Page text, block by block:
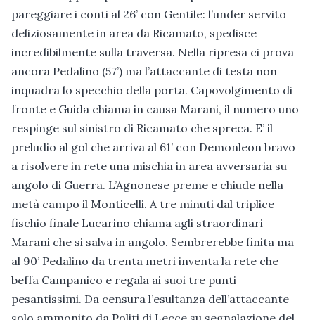
pareggiare i conti al 26’ con Gentile: l’under servito
deliziosamente in area da Ricamato, spedisce
incredibilmente sulla traversa. Nella ripresa ci prova
ancora Pedalino (57’) ma l’attaccante di testa non
inquadra lo specchio della porta. Capovolgimento di
fronte e Guida chiama in causa Marani, il numero uno
respinge sul sinistro di Ricamato che spreca. E’ il
preludio al gol che arriva al 61’ con Demonleon bravo
a risolvere in rete una mischia in area avversaria su
angolo di Guerra. L’Agnonese preme e chiude nella
metà campo il Monticelli. A tre minuti dal triplice
fischio finale Lucarino chiama agli straordinari
Marani che si salva in angolo. Sembrerebbe finita ma
al 90’ Pedalino da trenta metri inventa la rete che
beffa Campanico e regala ai suoi tre punti
pesantissimi. Da censura l’esultanza dell’attaccante